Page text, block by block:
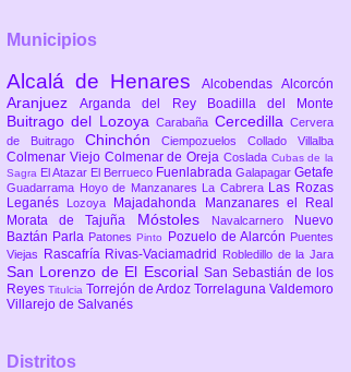
Municipios
Alcalá de Henares Alcobendas Alcorcón
AranjuezArganda del Rey Boadilla del Monte
Buitrago del LozoyaCarabaña CercedillaCervera
de Buitrago ChinchónCiempozuelosCollado Villalba
Colmenar Viejo Colmenar de Oreja Coslada Cubas de la
Sagra El Atazar El Berrueco Fuenlabrada Galapagar Getafe
Guadarrama Hoyo de Manzanares La Cabrera Las Rozas
Leganés
Lozoya Majadahonda
Manzanares el Real
Morata de Tajuña Móstoles Navalcarnero
Nuevo
Baztán Parla PatonesPinto Pozuelo de Alarcón Puentes
Viejas
Rascafría Rivas-Vaciamadrid Robledillo de la Jara
San Lorenzo de El Escorial San Sebastián de los
Reyes Titulcia Torrejón de Ardoz Torrelaguna Valdemoro
Villarejo de Salvanés
Distritos